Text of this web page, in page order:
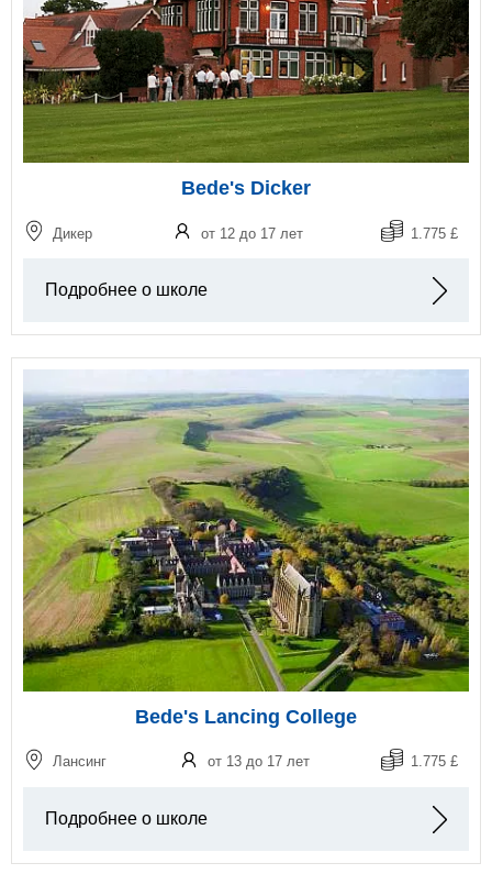
Bede's Dicker
Дикер от 12 до 17 лет 1.775 £
Подробнее о школе
Bede's Lancing College
Лансинг от 13 до 17 лет 1.775 £
Подробнее о школе